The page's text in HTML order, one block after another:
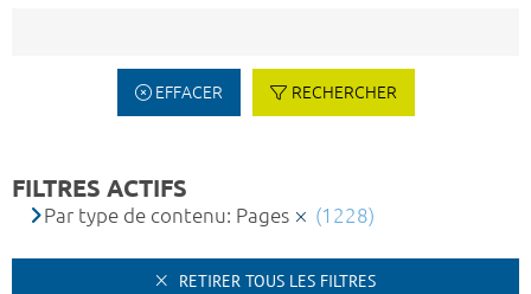
EFFACER RECHERCHER
FILTRES ACTIFS
Par type de contenu: Pages (1228)
RETIRER TOUS LES FILTRES